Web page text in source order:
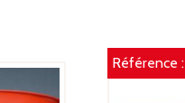
Référence :